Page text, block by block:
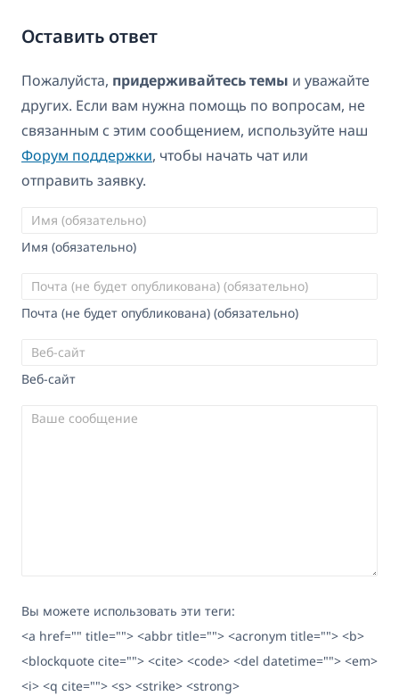
Оставить ответ
Пожалуйста, придерживайтесь темы и уважайте
других. Если вам нужна помощь по вопросам, не
связанным с этим сообщением, используйте наш
Форум поддержки, чтобы начать чат или
отправить заявку.
Имя (обязательно)
Почта (не будет опубликована) (обязательно)
Веб-сайт
Вы можете использовать эти теги:
<a href="" title=""> <abbr title=""> <acronym title=""> <b>
<blockquote cite=""> <cite> <code> <del datetime=""> <em>
<i> <q cite=""> <s> <strike> <strong>